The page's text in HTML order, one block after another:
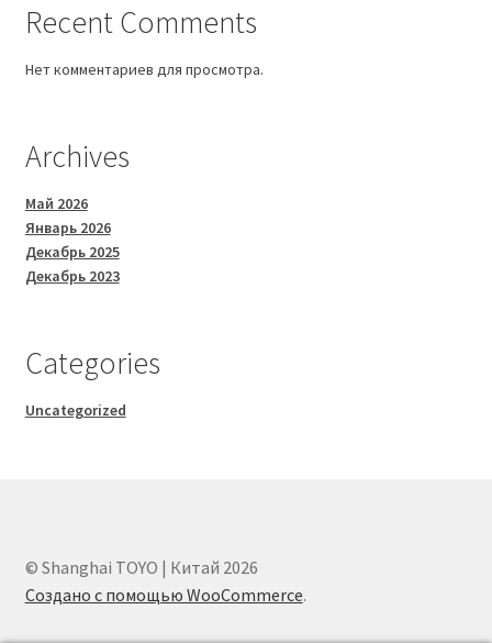
Recent Comments
Нет комментариев для просмотра.
Archives
Май 2026
Январь 2026
Декабрь 2025
Декабрь 2023
Categories
Uncategorized
© Shanghai TOYO | Китай 2026
Создано с помощью WooCommerce.